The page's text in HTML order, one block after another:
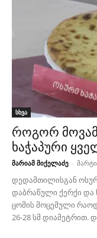
სხვა
როგორ
ხაჭაპური
მარიამ მიქელაძე -
დედამთილისგან
დაბრაწული ქერქი და
ცომის მოცემული
26-28 სმ დიამეტრით.